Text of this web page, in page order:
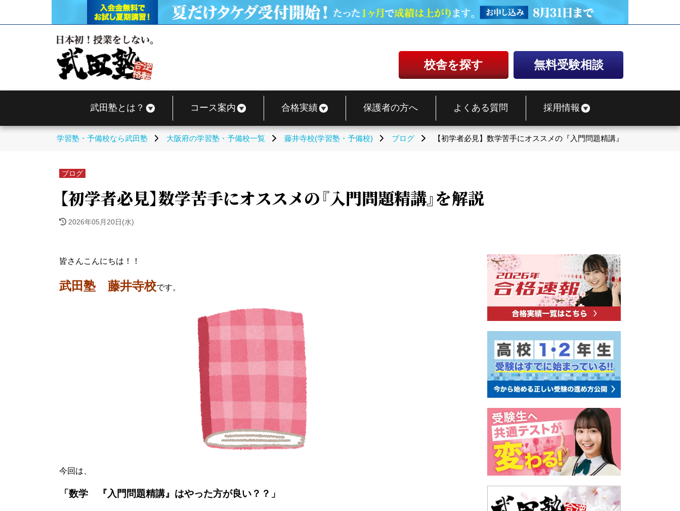
校舎を探す 無料受験相談
武田塾とは？ コース案内 合格実績 保護者の方へ よくある質問 採用情報
学習塾・予備校なら武田塾 大阪府の学習塾・予備校一覧 藤井寺校(学習塾・予備校) ブログ 【初学者必見】数学苦手にオススメの『入門問題精講』を解説
ブログ
【初学者必見】数学苦手にオススメの『入門問題精講』を解説
2026年05月20日(水)
皆さんこんにちは！！
武田塾 藤井寺校です。
今回は、
「数学 『入門問題精講』はやった方が良い？？」